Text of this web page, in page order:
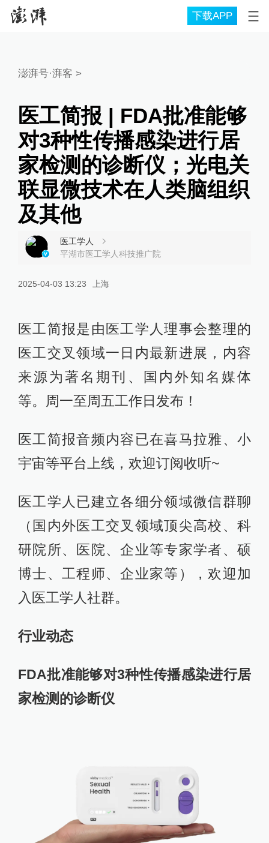
下载APP
澎湃号·湃客 >
医工简报 | FDA批准能够
对3种性传播感染进行居
家检测的诊断仪；光电关
联显微技术在人类脑组织
及其他
医工学人
平湖市医工学人科技推广院
2025-04-03 13:23 上海
医工简报是由医工学人理事会整理的
医工交叉领域一日内最新进展，内容
来源为著名期刊、国内外知名媒体
等。周一至周五工作日发布！
医工简报音频内容已在喜马拉雅、小
宇宙等平台上线，欢迎订阅收听~
医工学人已建立各细分领域微信群聊
（国内外医工交叉领域顶尖高校、科
研院所、医院、企业等专家学者、硕
博士、工程师、企业家等），欢迎加
入医工学人社群。
行业动态
FDA批准能够对3种性传播感染进行居
家检测的诊断仪